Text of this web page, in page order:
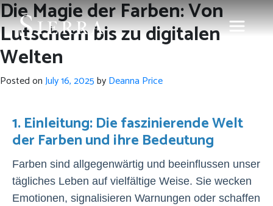
Die Magie der Farben: Von
Lutschern bis zu digitalen
Welten
Posted onJuly 16, 2025byDeanna Price
1. Einleitung: Die faszinierende Welt
der Farben und ihre Bedeutung
Farben sind allgegenwärtig und beeinflussen unser
tägliches Leben auf vielfältige Weise. Sie wecken
Emotionen, signalisieren Warnungen oder schaffen